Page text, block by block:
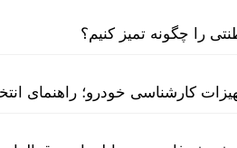
را چگونه تمیز کنیم؟
کارشناسی خودرو؛ راهنمای